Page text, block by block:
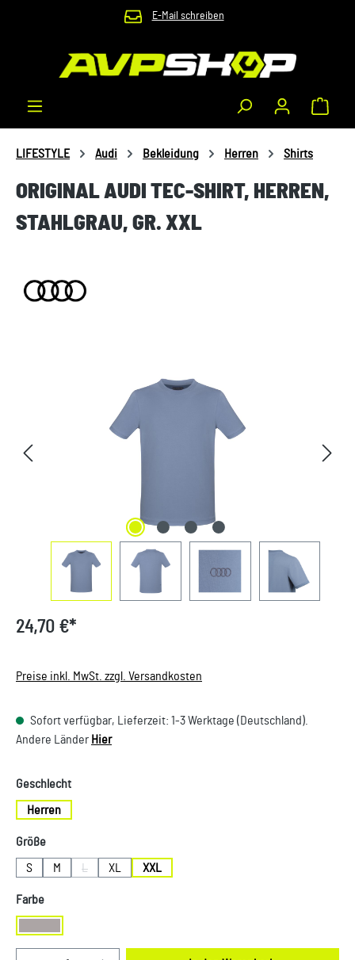
Zum Hauptinhalt springen E-Mail schreiben
LIFESTYLE Audi Bekleidung Herren Shirts
ORIGINAL AUDI TEC-SHIRT, HERREN,
STAHLGRAU, GR. XXL
24,70 €*
Preise inkl. MwSt. zzgl. Versandkosten
Sofort verfügbar, Lieferzeit: 1-3 Werktage (Deutschland).
Andere Länder Hier
Geschlechtauswählen
Herren
Größeauswählen
S M L
(Diese Option ist zurzeit nicht verfügbar.)
XL XXL
Farbeauswählen
Grau